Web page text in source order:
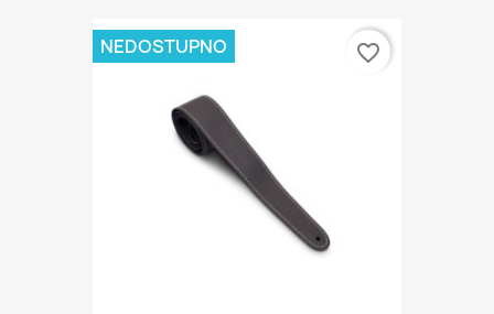
NEDOSTUPNO favorite_border